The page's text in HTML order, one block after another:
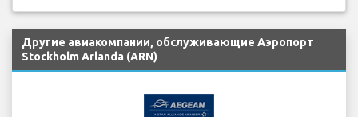
Другие авиакомпании, обслуживающие Аэропорт
Stockholm Arlanda (ARN)